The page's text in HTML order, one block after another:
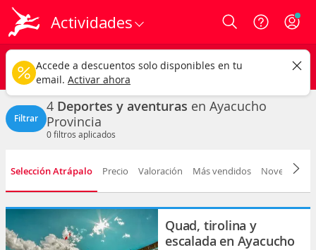
Actividades Login
Ayacucho
Deportes y aventuras Cualquier fecha
CAMBIAR
Filtrar
4 Deportes y aventuras en Ayacucho
Provincia
0filtros aplicados
Selección Atrápalo Precio Valoración Más vendidos Novedad
Quad, tirolina y
escalada en Ayacucho
Accede a descuentos solo disponibles en tu
email. Activar ahora